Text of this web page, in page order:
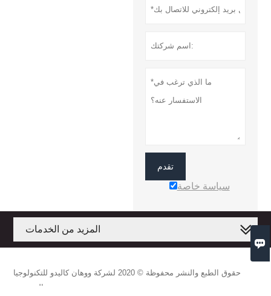

تقدم
سياسة خاصة
المزيد من الخدمات
حقوق الطبع والنشر محفوظة © 2020 لشركة ووهان كاليدو للتكنولوجيا
المحدودة